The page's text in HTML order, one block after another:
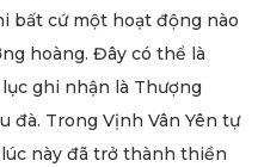
bất cứ một hoạt động nào
hoàng. Đây có thể là
ghi nhận là Thượng
đà. Trong Vịnh Vân Yên tự
này đã trở thành thiền